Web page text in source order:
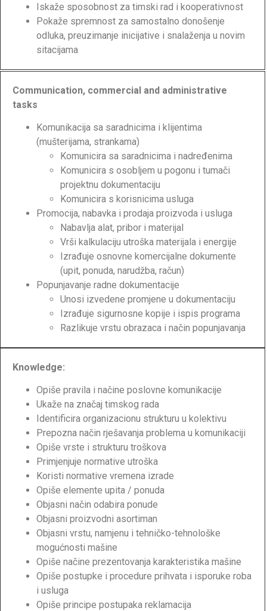
Iskaže sposobnost za timski rad i kooperativnost
Pokaže spremnost za samostalno donošenje
odluka, preuzimanje inicijative i snalaženja u novim
sitacijama
Communication, commercial and administrative
tasks
Komunikacija sa saradnicima i klijentima
(mušterijama, strankama)
Komunicira sa saradnicima i nadređenima
Komunicira s osobljem u pogonu i tumači
projektnu dokumentaciju
Komunicira s korisnicima usluga
Promocija, nabavka i prodaja proizvoda i usluga
Nabavlja alat, pribor i materijal
Vrši kalkulaciju utroška materijala i energije
Izrađuje osnovne komercijalne dokumente
(upit, ponuda, narudžba, račun)
Popunjavanje radne dokumentacije
Unosi izvedene promjene u dokumentaciju
Izrađuje sigurnosne kopije i ispis programa
Razlikuje vrstu obrazaca i način popunjavanja
Knowledge:
Opiše pravila i načine poslovne komunikacije
Ukaže na značaj timskog rada
Identificira organizacionu strukturu u kolektivu
Prepozna način rješavanja problema u komunikaciji
Opiše vrste i strukturu troškova
Primjenjuje normative utroška
Koristi normative vremena izrade
Opiše elemente upita / ponuda
Objasni način odabira ponude
Objasni proizvodni asortiman
Objasni vrstu, namjenu i tehničko-tehnološke
mogućnosti mašine
Opiše načine prezentovanja karakteristika mašine
Opiše postupke i procedure prihvata i isporuke roba
i usluga
Opiše principe postupaka reklamacija